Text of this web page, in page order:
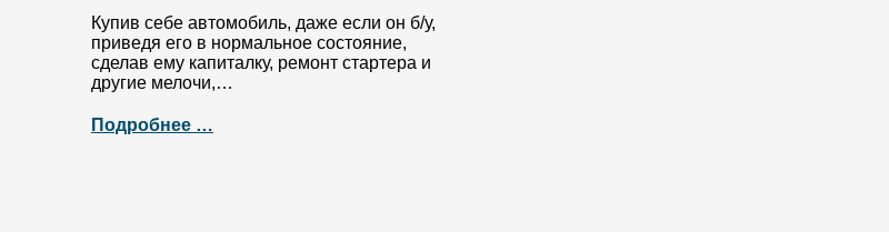
Купив себе автомобиль, даже если он б/у,
приведя его в нормальное состояние,
сделав ему капиталку, ремонт стартера и
другие мелочи,…
Подробнее …